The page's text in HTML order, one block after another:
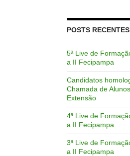
POSTS RECENTES
5ª Live de
a II Fecipampa
Candidatos
Chamada de
Extensão
4ª Live de
a II Fecipampa
3ª Live de
a II Fecipampa